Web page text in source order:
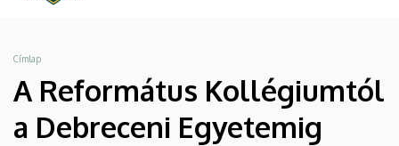
Debreceni
Egyetemig
Morzsa
Címlap
A Református Kollégiumtól
a Debreceni Egyetemig